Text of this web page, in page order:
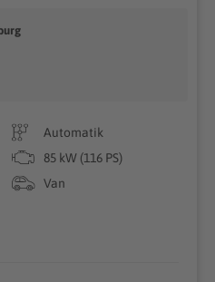
Automatik
85 kW (116 PS)
Van